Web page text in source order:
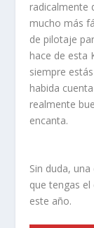
radicalmente
mucho más
de pilotaje
hace de esta
siempre
habida
realmente
encanta.
Sin duda,
que tengas
este año.